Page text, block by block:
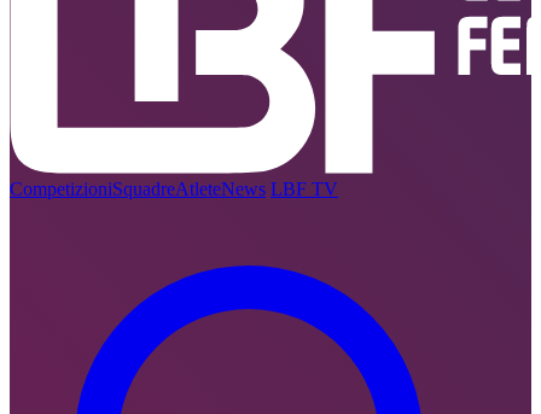
CompetizioniSquadreAtleteNews LBF TV